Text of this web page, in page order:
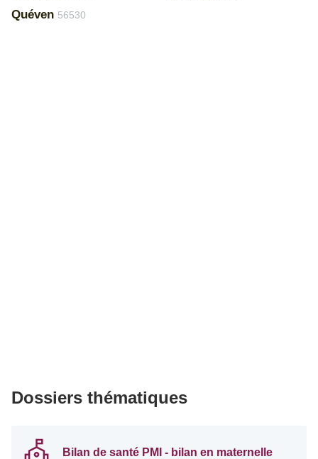
Quéven 56530
Dossiers thématiques
Bilan de santé PMI - bilan en maternelle